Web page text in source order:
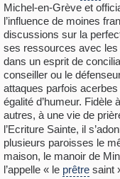
Michel-en-Grève et
l’influence de moines
discussions sur la
ses ressources avec
dans un esprit de
conseiller ou le
attaques parfois
égalité d’humeur. Fidèle
autres, à une vie de
l’Ecriture Sainte, il
plusieurs paroisses le
maison, le manoir de
l’appelle « le prêtre saint